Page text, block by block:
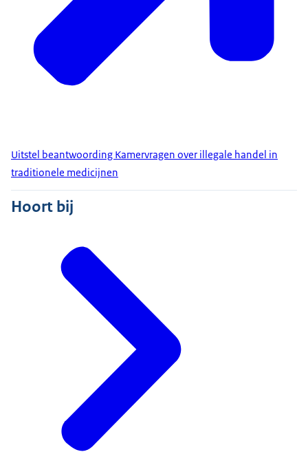
Uitstel beantwoording Kamervragen over illegale handel in
traditionele medicijnen
Hoort bij